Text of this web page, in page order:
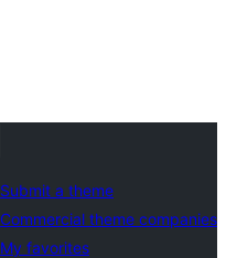
Submit a theme
Commercial theme companies
My favorites